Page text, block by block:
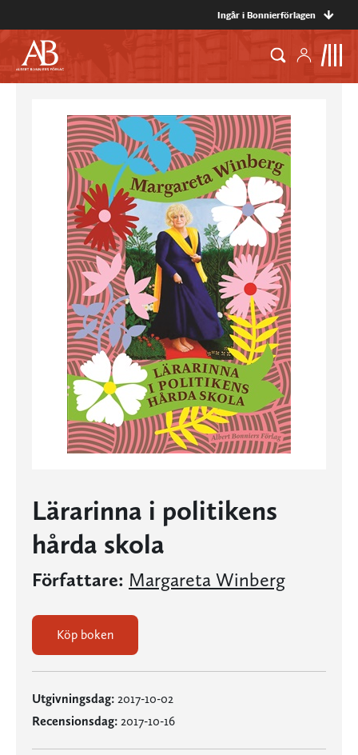
Ingår i Bonnierförlagen
Lärarinna i politikens
hårda skola
Författare: Margareta Winberg
Köp boken
Utgivningsdag: 2017-10-02
Recensionsdag: 2017-10-16